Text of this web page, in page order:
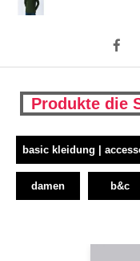
Produkte die
basic kleidung |
damen b&c